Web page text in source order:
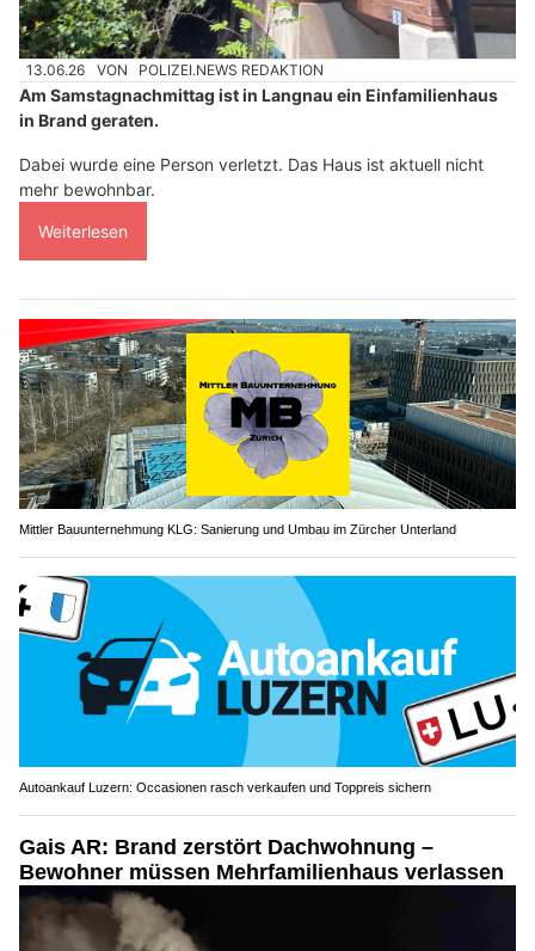
13.06.26 VON POLIZEI.NEWS REDAKTION
Am Samstagnachmittag ist in Langnau ein Einfamilienhaus
in Brand geraten.
Dabei wurde eine Person verletzt. Das Haus ist aktuell nicht
mehr bewohnbar.
Weiterlesen
Mittler Bauunternehmung KLG: Sanierung und Umbau im Zürcher Unterland
Autoankauf Luzern: Occasionen rasch verkaufen und Toppreis sichern
Gais AR: Brand zerstört Dachwohnung –
Bewohner müssen Mehrfamilienhaus verlassen